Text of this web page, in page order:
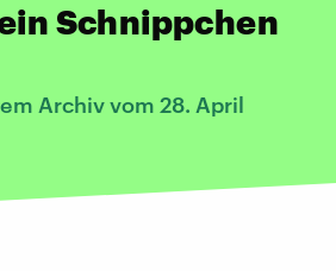
Schnippchen
Archiv vom 28. April